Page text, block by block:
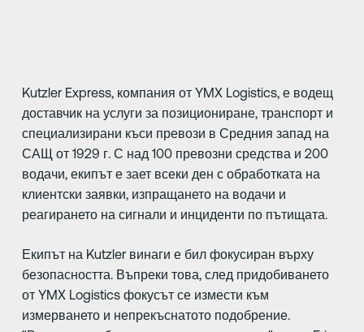
Kutzler Express, компания от YMX Logistics, е водещ
доставчик на услуги за позициониране, транспорт и
специализирани къси превози в Средния запад на
САЩ от 1929 г. С над 100 превозни средства и 200
водачи, екипът е зает всеки ден с обработката на
клиентски заявки, изпращането на водачи и
реагирането на сигнали и инциденти по пътищата.
Екипът на Kutzler винаги е бил фокусиран върху
безопасността. Въпреки това, след придобиването
от YMX Logistics фокусът се измести към
измерването и непрекъснатото подобрение.